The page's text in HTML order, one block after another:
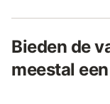
Bieden de
meestal